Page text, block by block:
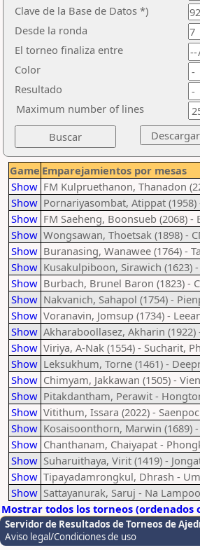
Clave de la Base de Datos *)
Desde la ronda
El torneo finaliza entre
Color
Resultado
Maximum number of lines
Game Emparejamientos por mesas
Show FM Kulpruethanon, Thanadon
Show Pornariyasombat, Atippat (1958)
Show FM Saeheng, Boonsueb (2068)
Show Wongsawan, Thoetsak (1898) -
Show Buranasing, Wanawee (1764) -
Show Kusakulpiboon, Sirawich (1623)
Show Burbach, Brunel Baron (1823) -
Show Nakvanich, Sahapol (1754) -
Show Voranavin, Jomsup (1734) -
Show Akharaboollasez, Akharin
Show Viriya, A-Nak (1554) - Sucharit,
Show Leksukhum, Torne (1461) -
Show Chimyam, Jakkawan (1505) -
Show Pitakdantham, Perawit -
Show Vitithum, Issara (2022) -
Show Kosaisoonthorn, Marwin (1689) -
Show Chanthanam, Chaiyapat -
Show Suharuithaya, Virit (1419) -
Show Tipayadamrongkul, Dhrash -
Show Sattayanurak, Saruj - Na
Mostrar todos los torneos
Servidor de Resultados de Torneos de
Aviso legal/Condiciones de uso